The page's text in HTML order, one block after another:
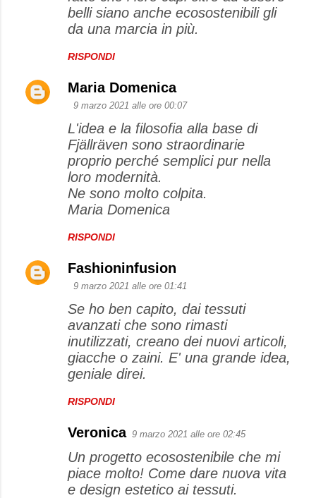
belli siano anche ecosostenibili gli
da una marcia in più.
RISPONDI
Maria Domenica
9 marzo 2021 alle ore 00:07
L'idea e la filosofia alla base di
Fjällräven sono straordinarie
proprio perché semplici pur nella
loro modernità.
Ne sono molto colpita.
Maria Domenica
RISPONDI
Fashioninfusion
9 marzo 2021 alle ore 01:41
Se ho ben capito, dai tessuti
avanzati che sono rimasti
inutilizzati, creano dei nuovi articoli,
giacche o zaini. E' una grande idea,
geniale direi.
RISPONDI
Veronica 9 marzo 2021 alle ore 02:45
Un progetto ecosostenibile che mi
piace molto! Come dare nuova vita
e design estetico ai tessuti.